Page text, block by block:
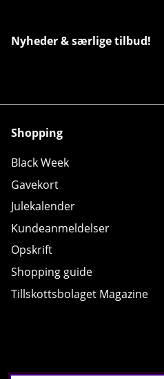
Nyheder & særlige tilbud!
Shopping
Black Week
Gavekort
Julekalender
Kundeanmeldelser
Opskrift
Shopping guide
Tillskottsbolaget Magazine